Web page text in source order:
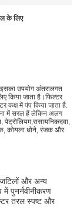
के लिए
उपयोग अंतरालगत
किया जाता है।फिल्टर
कक्ष में पंप किया जाता है.
में सरल हैं लेकिन अलग
कोयला धोने, रंजक और
जटिलों और अन्य
पुनर्नवीनीकरण
तरल स्पष्ट और